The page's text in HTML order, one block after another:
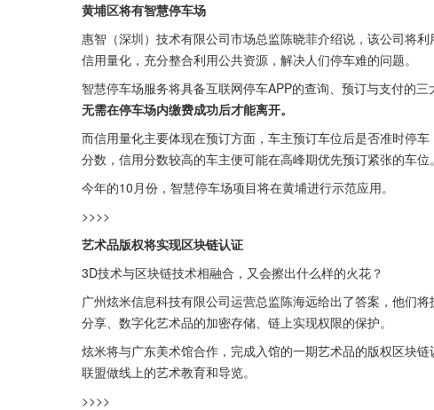
黄埔区将有智慧停车场
惠智（深圳）技术有限公司市场总监陈晓菲介绍说，该公司将
信用量化，充分整合利用公共资源，解决人们停车难的问题。
智慧停车场服务将具备互联网停车APP的查询、预订与支付的三
无需在停车场内缴费成功后才能离开。
而信用量化主要体现在预订方面，车主预订车位后是否准时停
分数，信用分数较高的车主便可能在高峰期优先预订紧张的车位。
今年的10月份，智慧停车场项目将在黄埔进行示范应用。
>>>>
艺术品版权将实现区块链认证
3D技术与区块链技术相融合，又会擦出什么样的火花？
广州炫米信息科技有限公司运营总监陈海远给出了答案，他们
分享、数字化艺术品的加密存储、链上实现权限的保护。
炫米将与广东美术馆合作，完成入馆的一期艺术品的版权区块
联盟做线上的艺术教育和导览。
>>>>